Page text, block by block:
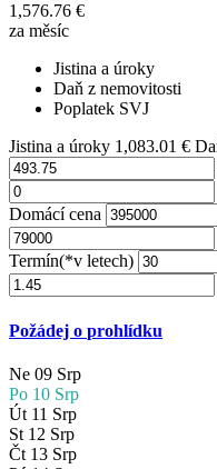
1,576.76 €
za měsíc
Jistina a úroky
Daň z nemovitosti
Poplatek SVJ
Jistina a úroky 1,083.01 €
Domácí cena
Termín(*v letech)
Požádej o prohlídku
Ne 09 Srp
Po 10 Srp
Út 11 Srp
St 12 Srp
Čt 13 Srp